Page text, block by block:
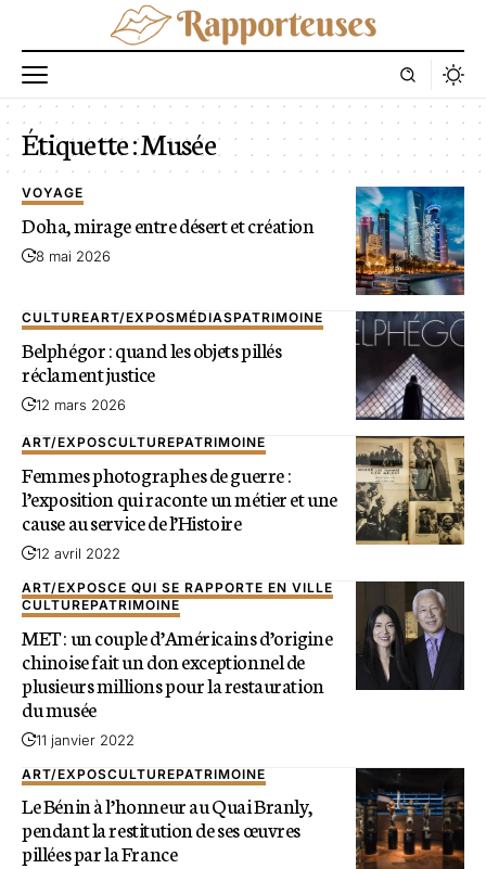
Étiquette :Musée
VOYAGE
Doha, mirage entre désert et création
8 mai 2026
CULTUREART/EXPOSMÉDIASPATRIMOINE
Belphégor : quand les objets pillés
réclament justice
12 mars 2026
ART/EXPOSCULTUREPATRIMOINE
Femmes photographes de guerre :
l’exposition qui raconte un métier et une
cause au service de l’Histoire
12 avril 2022
ART/EXPOSCE QUI SE RAPPORTE EN VILLE
CULTUREPATRIMOINE
MET : un couple d’Américains d’origine
chinoise fait un don exceptionnel de
plusieurs millions pour la restauration
du musée
11 janvier 2022
ART/EXPOSCULTUREPATRIMOINE
Le Bénin à l’honneur au Quai Branly,
pendant la restitution de ses œuvres
pillées par la France